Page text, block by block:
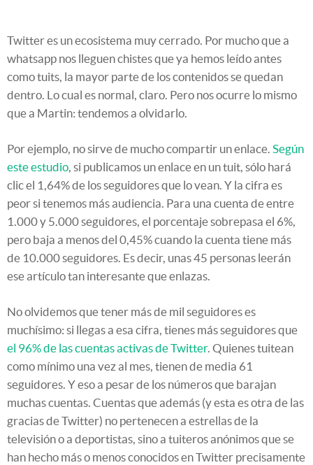
Twitter es un ecosistema muy cerrado. Por mucho que a
whatsapp nos lleguen chistes que ya hemos leído antes
como tuits, la mayor parte de los contenidos se quedan
dentro. Lo cual es normal, claro. Pero nos ocurre lo mismo
que a Martin: tendemos a olvidarlo.
Por ejemplo, no sirve de mucho compartir un enlace. Según
este estudio, si publicamos un enlace en un tuit, sólo hará
clic el 1,64% de los seguidores que lo vean. Y la cifra es
peor si tenemos más audiencia. Para una cuenta de entre
1.000 y 5.000 seguidores, el porcentaje sobrepasa el 6%,
pero baja a menos del 0,45% cuando la cuenta tiene más
de 10.000 seguidores. Es decir, unas 45 personas leerán
ese artículo tan interesante que enlazas.
No olvidemos que tener más de mil seguidores es
muchísimo: si llegas a esa cifra, tienes más seguidores que
el 96% de las cuentas activas de Twitter. Quienes tuitean
como mínimo una vez al mes, tienen de media 61
seguidores. Y eso a pesar de los números que barajan
muchas cuentas. Cuentas que además (y esta es otra de las
gracias de Twitter) no pertenecen a estrellas de la
televisión o a deportistas, sino a tuiteros anónimos que se
han hecho más o menos conocidos en Twitter precisamente